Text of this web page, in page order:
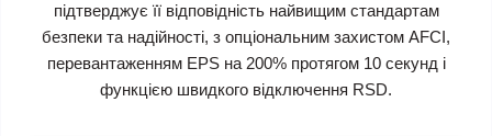
підтверджує її відповідність найвищим стандартам
безпеки та надійності, з опціональним захистом AFCI,
перевантаженням EPS на 200% протягом 10 секунд і
функцією швидкого відключення RSD.